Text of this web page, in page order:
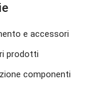
e accessori
prodotti
componenti